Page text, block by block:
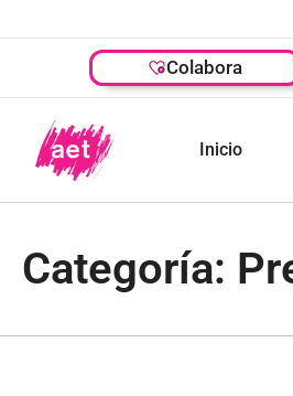
Inicio
Colabora
Categoría: